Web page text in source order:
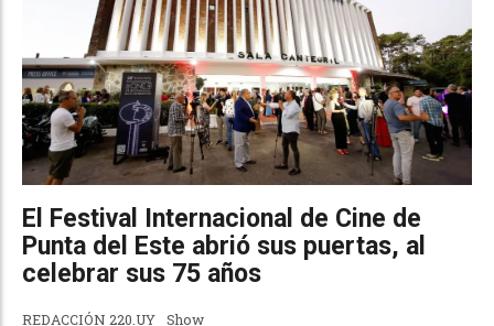
El Festival Internacional de Cine de
Punta del Este abrió sus puertas, al
celebrar sus 75 años
REDACCIÓN 220.UY Show